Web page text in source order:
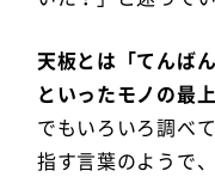
天板とは「てんば
といったモノの最
でもいろいろ調べ
指す言葉のようで